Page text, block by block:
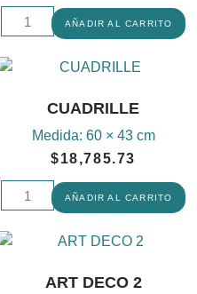
AÑADIR AL CARRITO
CUADRILLE
Medida: 60 × 43 cm
$18,785.73
AÑADIR AL CARRITO
ART DECO 2